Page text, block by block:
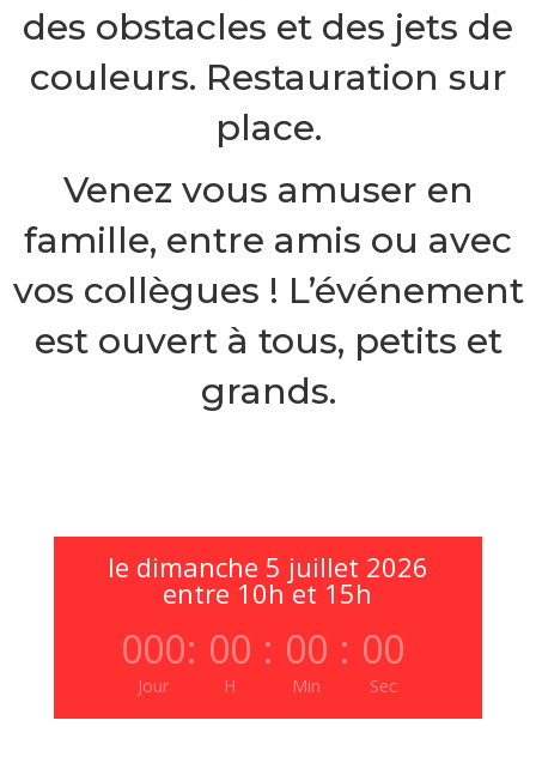
des obstacles et des jets de
couleurs. Restauration sur
place.
Venez vous amuser en
famille, entre amis ou avec
vos collègues ! L’événement
est ouvert à tous, petits et
grands.
le dimanche 5 juillet 2026
entre 10h et 15h
000
Jour
: 00
H
: 00
Min
: 00
Sec